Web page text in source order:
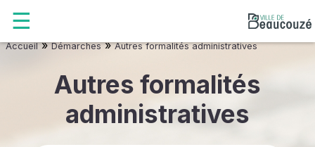
Accueil»Démarches»Autres formalités administratives
Autres formalités
administratives